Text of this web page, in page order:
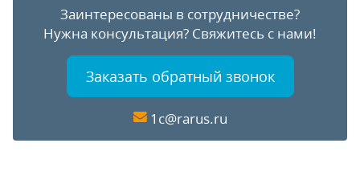
Заинтересованы в сотрудничестве?
Нужна консультация? Свяжитесь с нами!
Заказать обратный звонок
1c@rarus.ru